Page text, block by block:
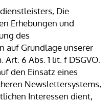
Die
Erhebungen und
des
auf Grundlage unserer
6 Abs. 1 lit. f DSGVO.
den Einsatz eines
Newslettersystems,
Interessen dient,